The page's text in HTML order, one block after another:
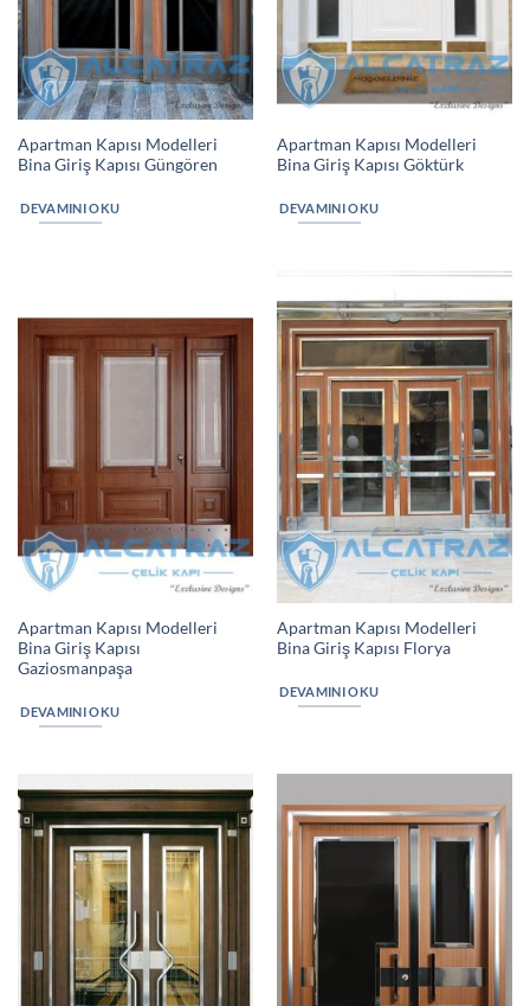
Apartman Kapısı Modelleri
Bina Giriş Kapısı Güngören
DEVAMINI OKU
Apartman Kapısı Modelleri
Bina Giriş Kapısı Göktürk
DEVAMINI OKU
Apartman Kapısı Modelleri
Bina Giriş Kapısı
Gaziosmanpaşa
DEVAMINI OKU
Apartman Kapısı Modelleri
Bina Giriş Kapısı Florya
DEVAMINI OKU